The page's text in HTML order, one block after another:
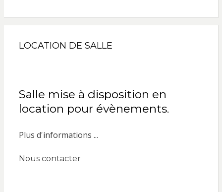
LOCATION DE SALLE
Salle mise à disposition en
location pour évènements.
Plus d'informations ...
Nous contacter